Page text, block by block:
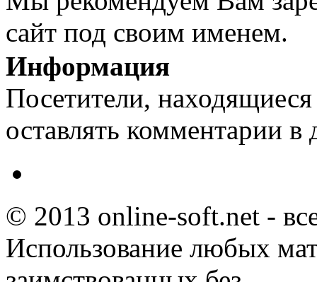
сайт под своим именем.
Информация
Посетители,
оставлять комментарии в
© 2013 online-soft.net -
Использование любых